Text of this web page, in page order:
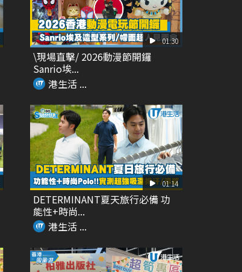
01:30
\現場直擊/ 2026動漫節開鑼
Sanrio埃...
港生活 ...
01:14
DETERMINANT夏天旅行必備 功
能性+時尚...
港生活 ...